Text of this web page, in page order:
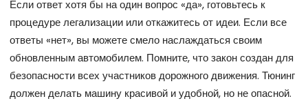
Если ответ хотя бы на один вопрос «да», готовьтесь к
процедуре легализации или откажитесь от идеи. Если все
ответы «нет», вы можете смело наслаждаться своим
обновленным автомобилем. Помните, что закон создан для
безопасности всех участников дорожного движения. Тюнинг
должен делать машину красивой и удобной, но не опасной.